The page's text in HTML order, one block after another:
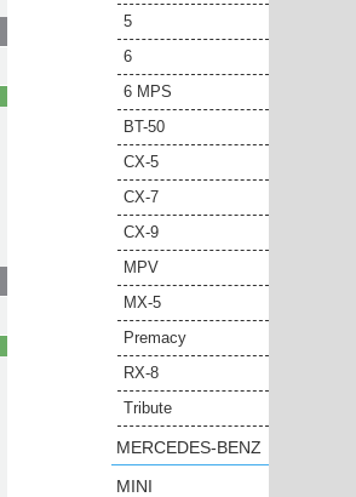
5
6
6 MPS
BT-50
CX-5
CX-7
CX-9
MPV
MX-5
Premacy
RX-8
Tribute
MERCEDES-BENZ
MINI